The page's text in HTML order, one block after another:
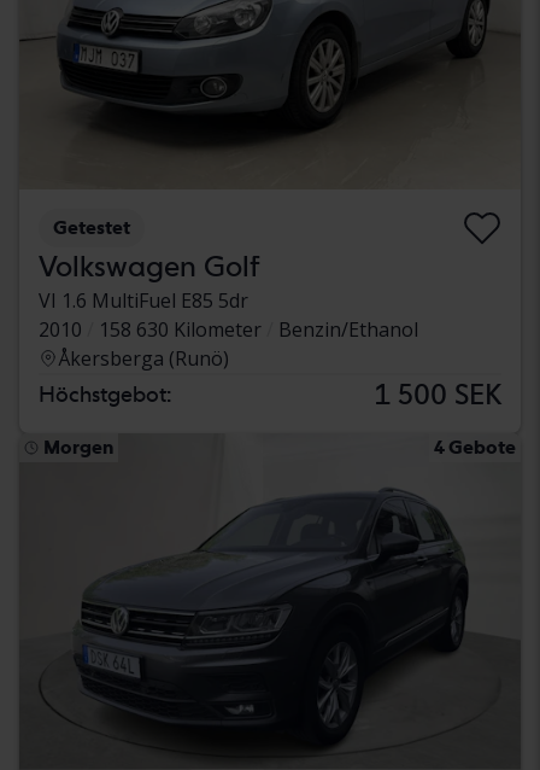
Getestet
Volkswagen Golf
VI 1.6 MultiFuel E85 5dr
2010
158 630 Kilometer
Benzin/Ethanol
Åkersberga (Runö)
Höchstgebot: 1 500 SEK
Morgen 4 Gebote